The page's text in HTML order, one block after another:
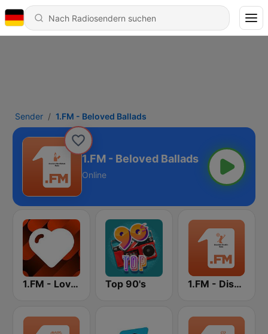
Sender 1.FM - Beloved Ballads
1.FM - Beloved Ballads
Online
1.FM - Love Classics Top 90's 1.FM - Disco Ball 70s & 80s